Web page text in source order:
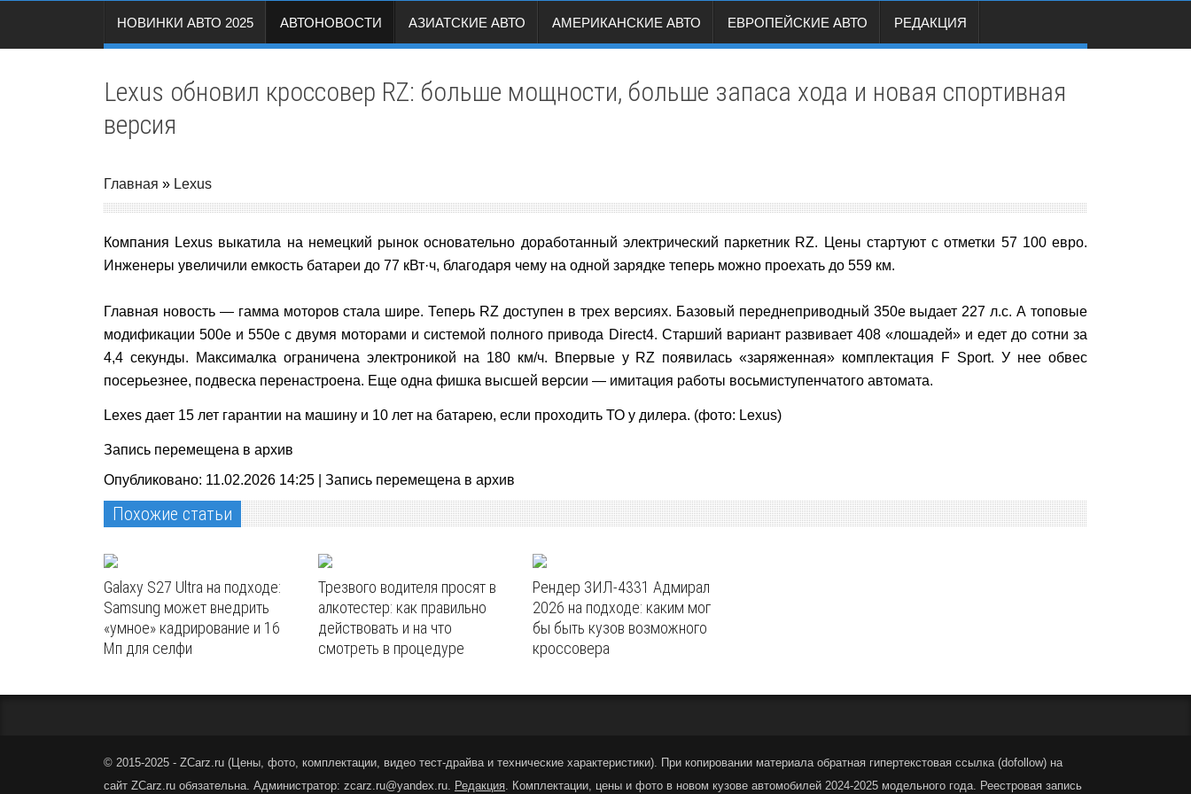
НОВИНКИ АВТО 2025 АВТОНОВОСТИ АЗИАТСКИЕ АВТО АМЕРИКАНСКИЕ АВТО ЕВРОПЕЙСКИЕ АВТО РЕДАКЦИЯ
Lexus обновил кроссовер RZ: больше мощности, больше запаса хода и новая спортивная
версия
Главная » Lexus
Компания Lexus выкатила на немецкий рынок основательно доработанный электрический паркетник RZ. Цены стартуют с отметки 57 100 евро.
Инженеры увеличили емкость батареи до 77 кВт·ч, благодаря чему на одной зарядке теперь можно проехать до 559 км.
Главная новость — гамма моторов стала шире. Теперь RZ доступен в трех версиях. Базовый переднеприводный 350е выдает 227 л.с. А топовые
модификации 500е и 550е с двумя моторами и системой полного привода Direct4. Старший вариант развивает 408 «лошадей» и едет до сотни за
4,4 секунды. Максималка ограничена электроникой на 180 км/ч. Впервые у RZ появилась «заряженная» комплектация F Sport. У нее обвес
посерьезнее, подвеска перенастроена. Еще одна фишка высшей версии — имитация работы восьмиступенчатого автомата.
Lexes дает 15 лет гарантии на машину и 10 лет на батарею, если проходить ТО у дилера. (фото: Lexus)
Запись перемещена в архив
Опубликовано: 11.02.2026 14:25 | Запись перемещена в архив
Похожие статьи
Galaxy S27 Ultra на подходе:
Samsung может внедрить
«умное» кадрирование и 16
Мп для селфи
Трезвого водителя просят в
алкотестер: как правильно
действовать и на что
смотреть в процедуре
Рендер ЗИЛ-4331 Адмирал
2026 на подходе: каким мог
бы быть кузов возможного
кроссовера
© 2015-2025 - ZCarz.ru (Цены, фото, комплектации, видео тест-драйва и технические характеристики). При копировании материала обратная гипертекстовая ссылка (dofollow) на
сайт ZCarz.ru обязательна. Администратор: zcarz.ru@yandex.ru. Редакция. Комплектации, цены и фото в новом кузове автомобилей 2024-2025 модельного года. Реестровая запись